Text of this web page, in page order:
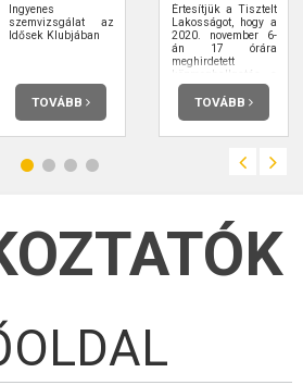
Ingyenes
szemvizsgálat az
Idősek Klubjában
TOVÁBB
Értesítjük a Tisztelt
Lakosságot, hogy a
2020. november 6-
án 17 órára
meghirdetett
közmeghallgatás a
járványügyi
helyzetre való
tekintettel elmarad.
TOVÁBB